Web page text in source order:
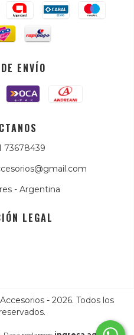
ENVÍO
73678439
- Argentina
LEGAL
- 2026. Todos los